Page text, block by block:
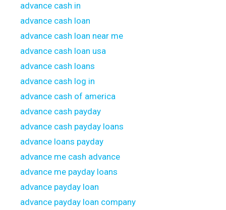
advance cash in
advance cash loan
advance cash loan near me
advance cash loan usa
advance cash loans
advance cash log in
advance cash of america
advance cash payday
advance cash payday loans
advance loans payday
advance me cash advance
advance me payday loans
advance payday loan
advance payday loan company